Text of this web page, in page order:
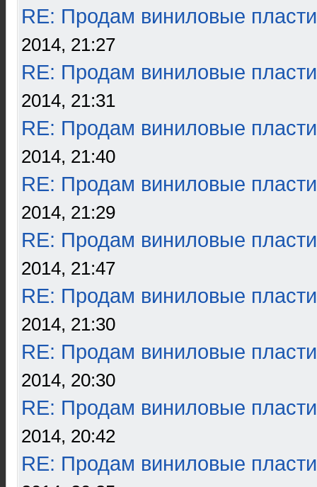
RE: Продам виниловые
2014, 21:27
RE: Продам виниловые
2014, 21:31
RE: Продам виниловые
2014, 21:40
RE: Продам виниловые
2014, 21:29
RE: Продам виниловые
2014, 21:47
RE: Продам виниловые
2014, 21:30
RE: Продам виниловые
2014, 20:30
RE: Продам виниловые
2014, 20:42
RE: Продам виниловые